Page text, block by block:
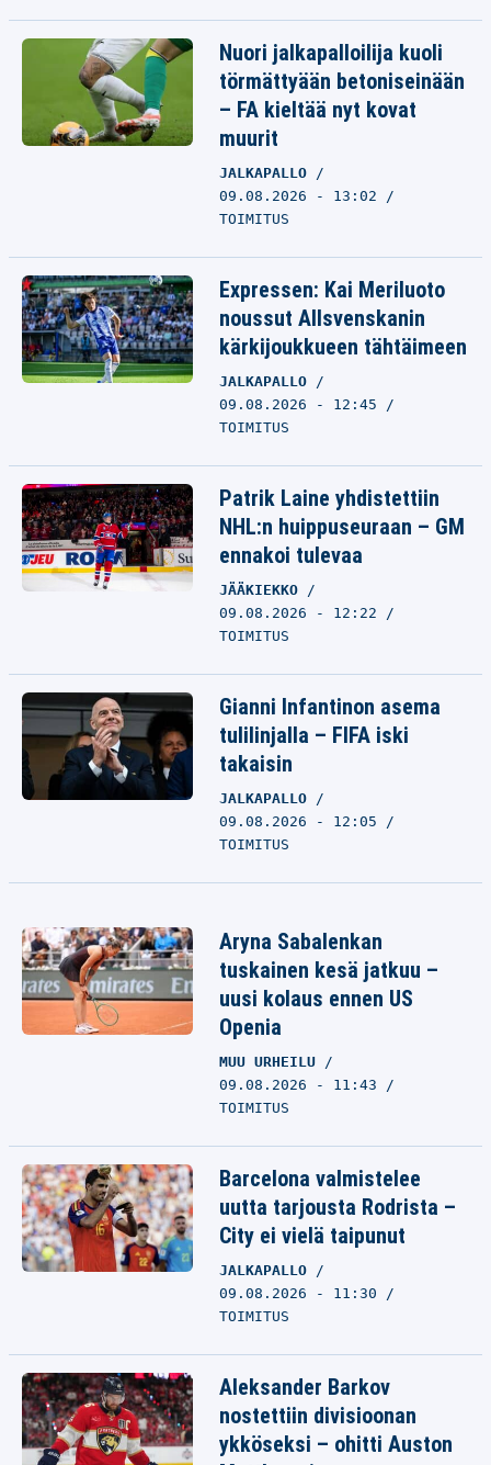
Nuori jalkapalloilija kuoli
törmättyään betoniseinään
– FA kieltää nyt kovat
muurit
JALKAPALLO
09.08.2026 - 13:02
TOIMITUS
Expressen: Kai Meriluoto
noussut Allsvenskanin
kärkijoukkueen tähtäimeen
JALKAPALLO
09.08.2026 - 12:45
TOIMITUS
Patrik Laine yhdistettiin
NHL:n huippuseuraan – GM
ennakoi tulevaa
JÄÄKIEKKO
09.08.2026 - 12:22
TOIMITUS
Gianni Infantinon asema
tulilinjalla – FIFA iski
takaisin
JALKAPALLO
09.08.2026 - 12:05
TOIMITUS
Aryna Sabalenkan
tuskainen kesä jatkuu –
uusi kolaus ennen US
Openia
MUU URHEILU
09.08.2026 - 11:43
TOIMITUS
Barcelona valmistelee
uutta tarjousta Rodrista –
City ei vielä taipunut
JALKAPALLO
09.08.2026 - 11:30
TOIMITUS
Aleksander Barkov
nostettiin divisioonan
ykköseksi – ohitti Auston